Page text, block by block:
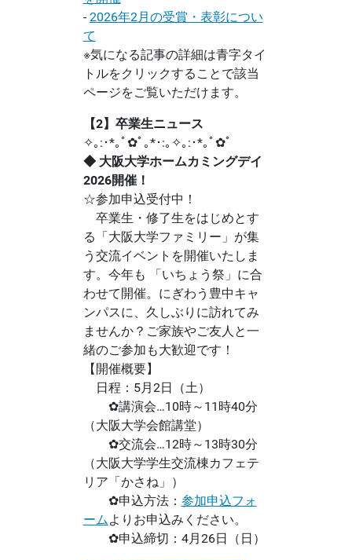
-2026年2月の受賞・表彰につい
て
※気になる記事の詳細は青字タイ
トルをクリックすることで該当
ページをご覧いただけます。
【2】卒業生ニュース
✧｡:･*｡ﾟ✿ﾟ｡*･:｡✧｡:･*｡ﾟ✿ﾟ
◆ 大阪大学ホームカミングデイ
2026開催！
☆参加申込受付中！
卒業生・修了生をはじめとす
る「大阪大学ファミリー」が集
う交流イベントを開催いたしま
す。今年も 「いちょう祭」に合
わせて開催。にぎわう豊中キャ
ンパスに、久しぶりに訪れてみ
ませんか？ご家族やご友人と一
緒のご参加も大歓迎です！
【開催概要】
日程：5月2日（土）
✿講演会…10時～11時40分
（大阪大学会館講堂）
✿交流会…12時～13時30分
（大阪大学学生交流棟カフェテ
リア「かさね」）
✿申込方法： 参加申込フォ
ームよりお申込みください。
✿申込締切：4月26日（日）